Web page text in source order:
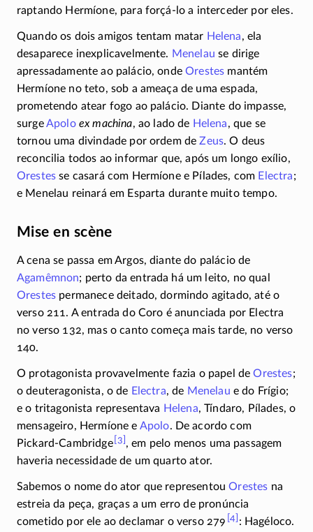
raptando Hermíone, para forçá-lo a interceder por eles.
Quando os dois amigos tentam matar Helena, ela
desaparece inexplicavelmente. Menelau se dirige
apressadamente ao palácio, ondeOrestes mantém
Hermíone no teto, sob a ameaça de uma espada,
prometendo atear fogo ao palácio. Diante do impasse,
surgeApolo ex machina, ao lado de Helena, que se
tornou uma divindade por ordem deZeus. O deus
reconcilia todos ao informar que, após um longo exílio,
Orestes se casará com Hermíone e Pílades, com Electra;
e Menelau reinará em Esparta durante muito tempo.
Mise en scène
A cena se passa em Argos, diante do palácio de
Agamêmnon; perto da entrada há um leito, no qual
Orestes permanece deitado, dormindo agitado, até o
verso 211. A entrada do Coro é anunciada por Electra
no verso 132, mas o canto começa mais tarde, no verso
140.
O protagonista provavelmente fazia o papel deOrestes;
o deuteragonista, o de Electra, de Menelau e do Frígio;
e o tritagonista representava Helena, Tíndaro, Pílades, o
mensageiro, Hermíone e Apolo. De acordo com
Pickard-Cambridge [3] , em pelo menos uma passagem
haveria necessidade de um quarto ator.
Sabemos o nome do ator que representouOrestes na
estreia da peça, graças a um erro de pronúncia
cometido por ele ao declamar o verso 279 [4] : Hagéloco.